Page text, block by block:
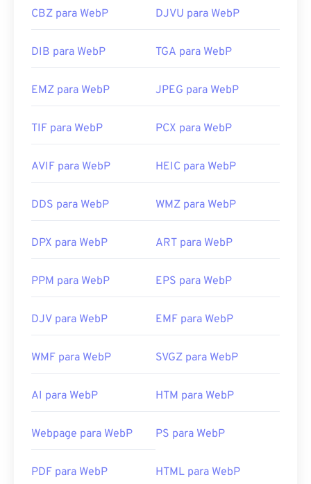
CBZ para WebP DJVU para WebP
DIB para WebP TGA para WebP
EMZ para WebP JPEG para WebP
TIF para WebP PCX para WebP
AVIF para WebP HEIC para WebP
DDS para WebP WMZ para WebP
DPX para WebP ART para WebP
PPM para WebP EPS para WebP
DJV para WebP EMF para WebP
WMF para WebP SVGZ para WebP
AI para WebP HTM para WebP
Webpage para WebP PS para WebP
PDF para WebP HTML para WebP